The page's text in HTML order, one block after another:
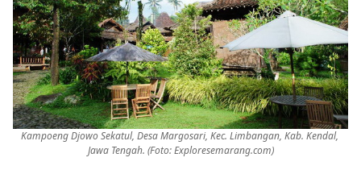
Kampoeng Djowo Sekatul, Desa Margosari, Kec. Limbangan, Kab. Kendal,
Jawa Tengah. (Foto: Exploresemarang.com)